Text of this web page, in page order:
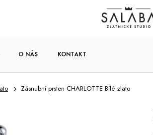
O NÁS KONTAKT
Zásnubní prsten CHARLOTTE Bílé zlato